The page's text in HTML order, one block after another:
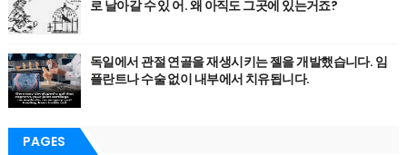
로 날아갈 수 있 어. 왜 아직도 그곳에 있는거죠?
독일에서 관절 연골을 재생시키는 젤을 개발했습니다. 임
플란트나 수술 없이 내부에서 치유됩니다.
PAGES